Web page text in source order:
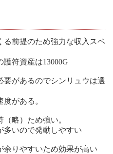
前提のため強力な収入スペ
符資産は13000G
があるのでシンリュウは選
がある。
略）ため強い。
いので発動しやすい
りやすいため効果が高い